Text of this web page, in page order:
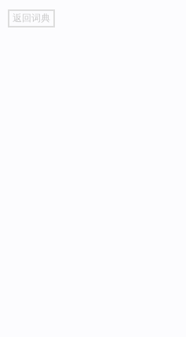
go
top
返回词典